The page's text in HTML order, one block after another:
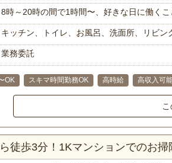
8時～20時の間で1時間〜、好きな日に働く
キッチン、トイレ、お風呂、洗面所、リビン
業務委託
OK スキマ時間勤務OK 高時給 高収入可
徒歩3分！1Kマンションでのお掃